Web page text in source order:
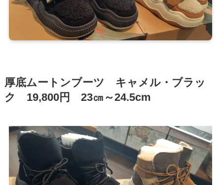
厚底ムートンブーツ キャメル・ブラッ
ク 19,800円 23㎝～24.5cm